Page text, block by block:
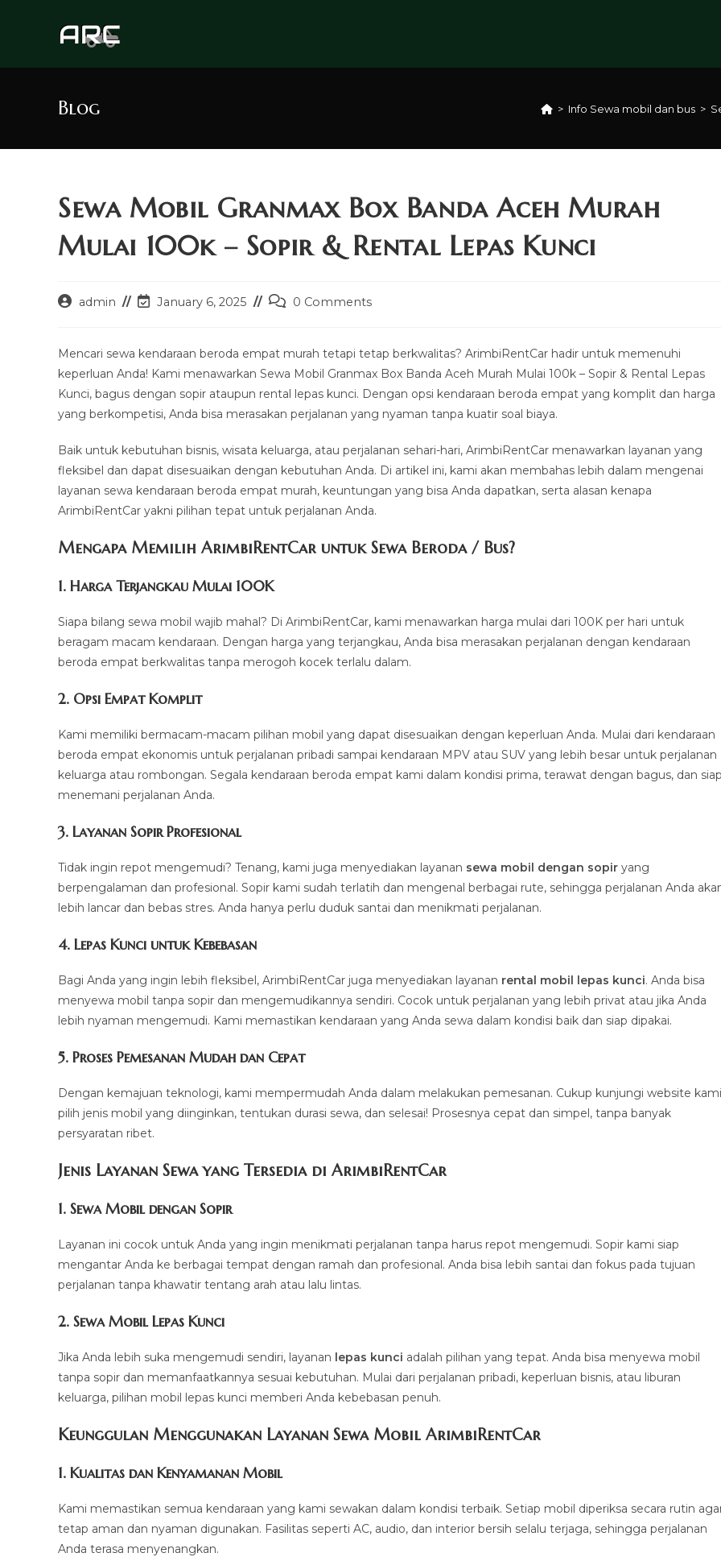
Blog > Info Sewa mobil dan bus >
Sewa Mobil Granmax Box Banda Aceh Murah
Mulai 100k – Sopir & Rental Lepas Kunci
Postadmin
PostJanuary 6, 2025
Post0 Comments
Mencari sewa kendaraan beroda empat murah tetapi tetap berkwalitas? ArimbiRentCar hadir untuk memenuhi
keperluan Anda! Kami menawarkan Sewa Mobil Granmax Box Banda Aceh Murah Mulai 100k – Sopir & Rental Lepas
Kunci, bagus dengan sopir ataupun rental lepas kunci. Dengan opsi kendaraan beroda empat yang komplit dan harga
yang berkompetisi, Anda bisa merasakan perjalanan yang nyaman tanpa kuatir soal biaya.
Baik untuk kebutuhan bisnis, wisata keluarga, atau perjalanan sehari-hari, ArimbiRentCar menawarkan layanan yang
fleksibel dan dapat disesuaikan dengan kebutuhan Anda. Di artikel ini, kami akan membahas lebih dalam mengenai
layanan sewa kendaraan beroda empat murah, keuntungan yang bisa Anda dapatkan, serta alasan kenapa
ArimbiRentCar yakni pilihan tepat untuk perjalanan Anda.
Mengapa Memilih ArimbiRentCar untuk Sewa Beroda / Bus?
1. Harga Terjangkau Mulai 100K
Siapa bilang sewa mobil wajib mahal? Di ArimbiRentCar, kami menawarkan harga mulai dari 100K per hari untuk
beragam macam kendaraan. Dengan harga yang terjangkau, Anda bisa merasakan perjalanan dengan kendaraan
beroda empat berkwalitas tanpa merogoh kocek terlalu dalam.
2. Opsi Empat Komplit
Kami memiliki bermacam-macam pilihan mobil yang dapat disesuaikan dengan keperluan Anda. Mulai dari kendaraan
beroda empat ekonomis untuk perjalanan pribadi sampai kendaraan MPV atau SUV yang lebih besar untuk perjalanan
keluarga atau rombongan. Segala kendaraan beroda empat kami dalam kondisi prima, terawat dengan bagus, dan siap
menemani perjalanan Anda.
3. Layanan Sopir Profesional
Tidak ingin repot mengemudi? Tenang, kami juga menyediakan layanan sewa mobil dengan sopir yang
berpengalaman dan profesional. Sopir kami sudah terlatih dan mengenal berbagai rute, sehingga perjalanan Anda
lebih lancar dan bebas stres. Anda hanya perlu duduk santai dan menikmati perjalanan.
4. Lepas Kunci untuk Kebebasan
Bagi Anda yang ingin lebih fleksibel, ArimbiRentCar juga menyediakan layanan rental mobil lepas kunci. Anda bisa
menyewa mobil tanpa sopir dan mengemudikannya sendiri. Cocok untuk perjalanan yang lebih privat atau jika Anda
lebih nyaman mengemudi. Kami memastikan kendaraan yang Anda sewa dalam kondisi baik dan siap dipakai.
5. Proses Pemesanan Mudah dan Cepat
Dengan kemajuan teknologi, kami mempermudah Anda dalam melakukan pemesanan. Cukup kunjungi website
pilih jenis mobil yang diinginkan, tentukan durasi sewa, dan selesai! Prosesnya cepat dan simpel, tanpa banyak
persyaratan ribet.
Jenis Layanan Sewa yang Tersedia di ArimbiRentCar
1. Sewa Mobil dengan Sopir
Layanan ini cocok untuk Anda yang ingin menikmati perjalanan tanpa harus repot mengemudi. Sopir kami siap
mengantar Anda ke berbagai tempat dengan ramah dan profesional. Anda bisa lebih santai dan fokus pada tujuan
perjalanan tanpa khawatir tentang arah atau lalu lintas.
2. Sewa Mobil Lepas Kunci
Jika Anda lebih suka mengemudi sendiri, layanan lepas kunci adalah pilihan yang tepat. Anda bisa menyewa mobil
tanpa sopir dan memanfaatkannya sesuai kebutuhan. Mulai dari perjalanan pribadi, keperluan bisnis, atau liburan
keluarga, pilihan mobil lepas kunci memberi Anda kebebasan penuh.
Keunggulan Menggunakan Layanan Sewa Mobil ArimbiRentCar
1. Kualitas dan Kenyamanan Mobil
Kami memastikan semua kendaraan yang kami sewakan dalam kondisi terbaik. Setiap mobil diperiksa secara rutin
tetap aman dan nyaman digunakan. Fasilitas seperti AC, audio, dan interior bersih selalu terjaga, sehingga perjalanan
Anda terasa menyenangkan.